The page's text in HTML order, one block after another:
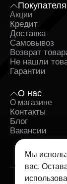
Мы
вас.
Акции
Кредит
Доставка
Самовывоз
Возврат
Не нашли
Гарантии
О нас
О магазине
Контакты
Блог
Вакансии